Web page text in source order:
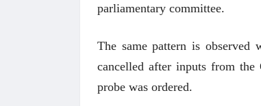
parliamentary committee.
The same pattern is
cancelled after inputs from
probe was ordered.